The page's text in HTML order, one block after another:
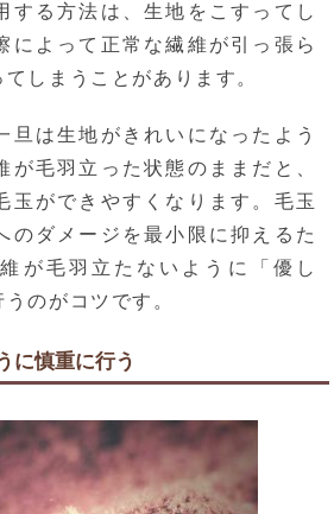
する方法は、生地をこすってし
によって正常な繊維が引っ張ら
しまうことがあります。
旦は生地がきれいになったよう
が毛羽立った状態のままだと、
玉ができやすくなります。毛玉
のダメージを最小限に抑えるた
が毛羽立たないように「優し
のがコツです。
に慎重に行う